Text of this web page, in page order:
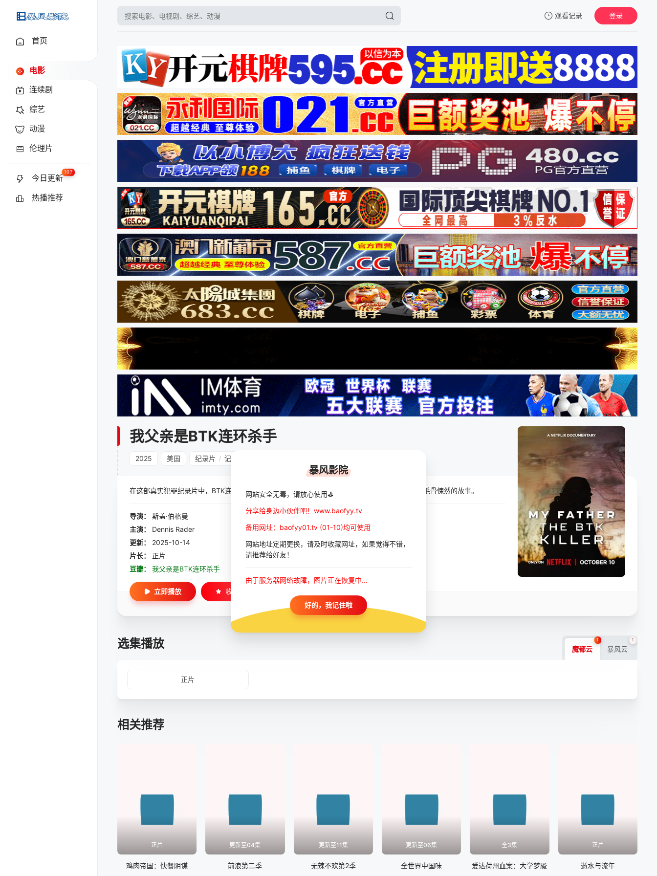
baofyy.tv 观看记录
暂无观看影片的记录
登录
首页
电影
连续剧
综艺
动漫
伦理片
今日更新
107
热播推荐
我父亲是BTK连环杀手
2025 美国 纪录片 / 记录片
在这部真实犯罪纪录片中，BTK连环杀手过着可怕的双重生活，由其抚养长大的女儿讲述了她令人毛骨悚然的故事。
导演：
斯盖·伯格曼
主演：
Dennis Rader
更新：
2025-10-14
片长：
正片
豆瓣：
我父亲是BTK连环杀手
立即播放 收藏
选集播放 魔都云
1
暴风云
1
正片
相关推荐
正片
鸡肉帝国：快餐阴谋
更新至04集
前浪第二季
更新至11集
无辣不欢第2季
更新至06集
全世界中国味
全3集
爱达荷州血案：大学梦魇
正片
逝水与流年
暴风影院
网站安全无毒，请放心使用⛳
分享给身边小伙伴吧！www.baofyy.tv
备用网址：baofyy01.tv (01-10)均可使用
网站地址定期更换，请及时收藏网址，如果觉得不错，
请推荐给好友！
由于服务器网络故障，图片正在恢复中...
好的，我记住啦